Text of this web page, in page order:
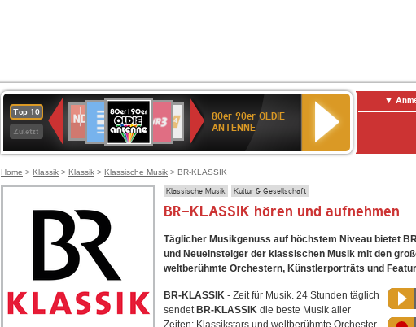
Top 10
Zuletzt
Deutschlandfunk
80er
90er
OLDIE
ANTENNE
SWR3
SWR
Kultur
NDR
2
80er 90er OLDIE
ANTENNE
Home > Klassik > Klassik > Klassische Musik > BR-KLASSIK
Klassische Musik Kultur & Gesellschaft
BR-KLASSIK hören und aufnehmen
Täglicher Musikgenuss auf höchstem Niveau bietet
und Neueinsteiger der klassischen Musik mit den
weltberühmte Orchestern, Künstlerporträts und
BR-KLASSIK - Zeit für Musik. 24 Stunden täglich
sendet BR-KLASSIK die beste Musik aller
Zeiten: Klassikstars und weltberühmte Orchester